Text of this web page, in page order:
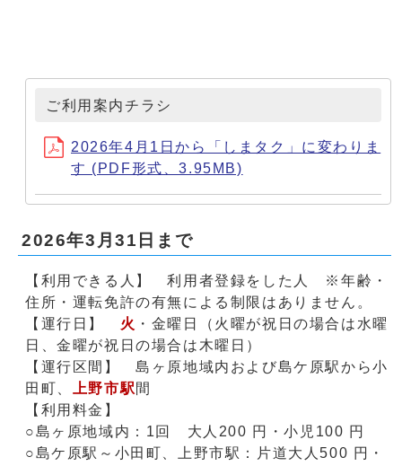
ご利用案内チラシ
2026年4月1日から「しまタク」に変わりま
す (PDF形式、3.95MB)
2026年3月31日まで
【利用できる人】 利用者登録をした人 ※年齢・
住所・運転免許の有無による制限はありません。
【運行日】 火 ・金曜日（火曜が祝日の場合は水曜
日、金曜が祝日の場合は木曜日）
【運行区間】 島ヶ原地域内および島ケ原駅から小
田町、
上野市駅 間
【利用料金】
○島ヶ原地域内：1回 大人200 円・小児100 円
○島ケ原駅～小田町、上野市駅：片道大人500 円・